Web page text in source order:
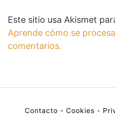
Este sitio usa Akismet
Aprende cómo se
comentarios.
Contacto - Cookies -